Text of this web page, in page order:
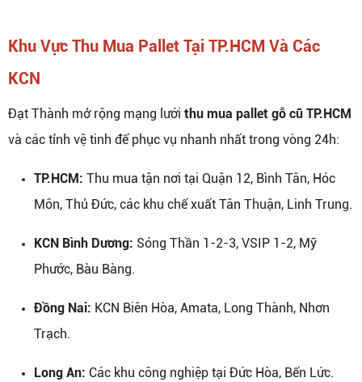
Khu Vực Thu Mua Pallet Tại TP.HCM Và Các
KCN
Đạt Thành mở rộng mạng lưới thu mua pallet gỗ cũ TP.HCM
và các tỉnh vệ tinh để phục vụ nhanh nhất trong vòng 24h:
TP.HCM: Thu mua tận nơi tại Quận 12, Bình Tân, Hóc
Môn, Thủ Đức, các khu chế xuất Tân Thuận, Linh Trung.
KCN Bình Dương: Sóng Thần 1-2-3, VSIP 1-2, Mỹ
Phước, Bàu Bàng.
Đồng Nai: KCN Biên Hòa, Amata, Long Thành, Nhơn
Trạch.
Long An: Các khu công nghiệp tại Đức Hòa, Bến Lức.